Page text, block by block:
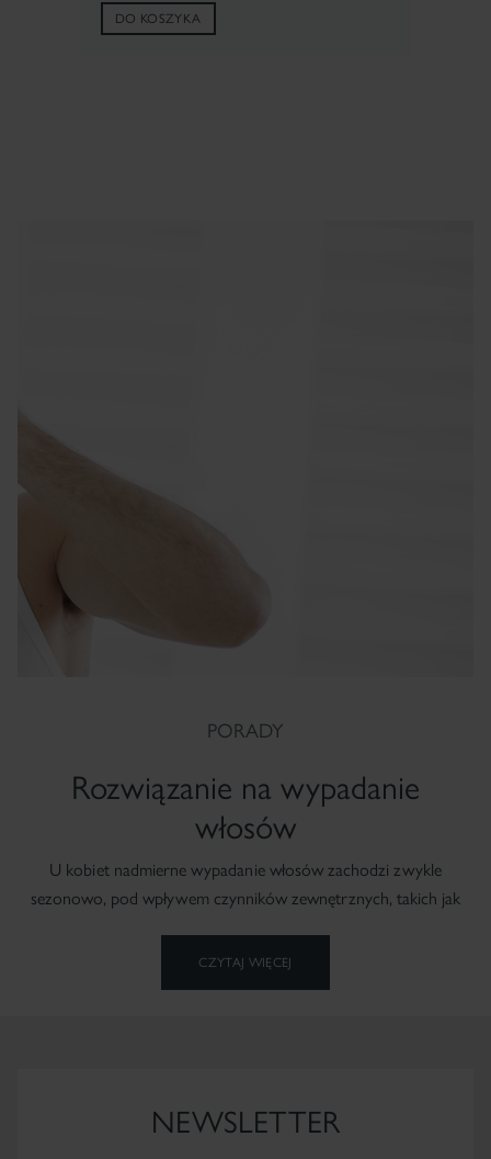
DO KOSZYKA
PORADY
Rozwiązanie na wypadanie
włosów
U kobiet nadmierne wypadanie włosów zachodzi zwykle
sezonowo, pod wpływem czynników zewnętrznych, takich jak
słońca...
CZYTAJ WIĘCEJ
NEWSLETTER